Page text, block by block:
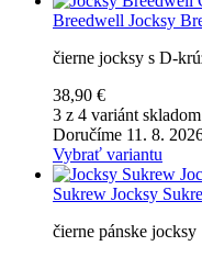
Breedwell Jocksy
čierne jocksy s D-
38,90 €
3 z 4 variánt skladom
Doručíme 11. 8.
Vybrať variantu
Sukrew Jocksy
čierne pánske jocksy